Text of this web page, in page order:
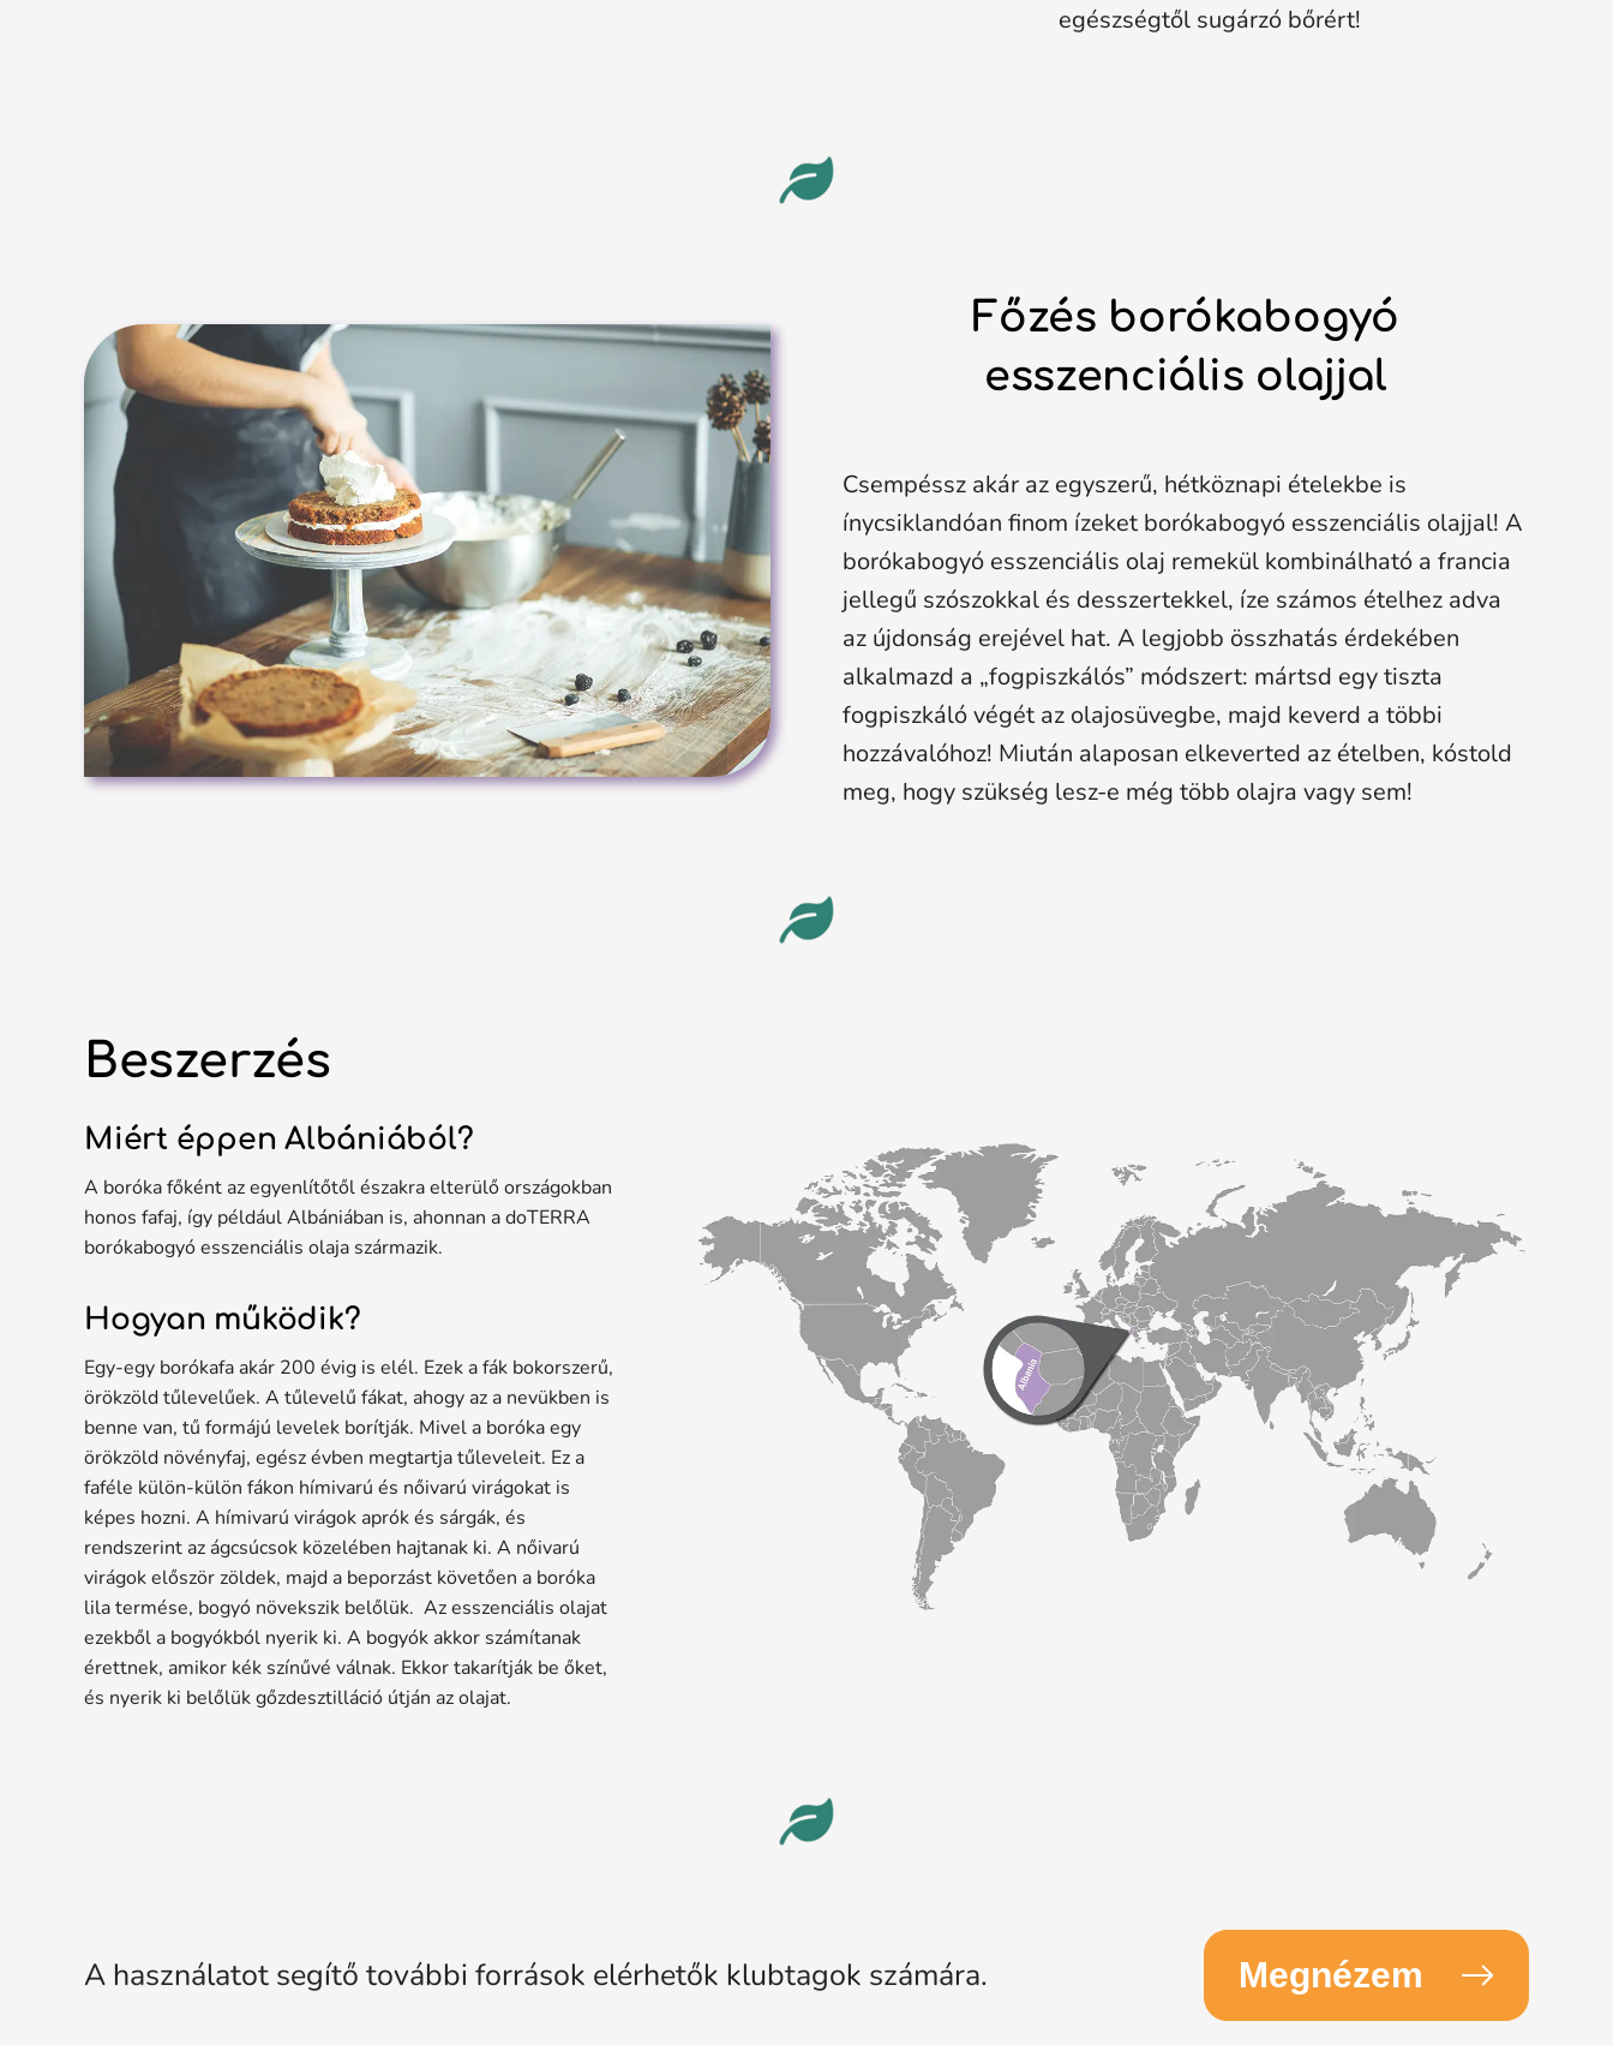
egészségtől sugárzó bőrért!
Főzés borókabogyó
esszenciális olajjal
Csempéssz akár az egyszerű, hétköznapi ételekbe is
ínycsiklandóan finom ízeket borókabogyó esszenciális olajjal! A
borókabogyó esszenciális olaj remekül kombinálható a francia
jellegű szószokkal és desszertekkel, íze számos ételhez adva
az újdonság erejével hat. A legjobb összhatás érdekében
alkalmazd a „fogpiszkálós” módszert: mártsd egy tiszta
fogpiszkáló végét az olajosüvegbe, majd keverd a többi
hozzávalóhoz! Miután alaposan elkeverted az ételben, kóstold
meg, hogy szükség lesz-e még több olajra vagy sem!
Beszerzés
Miért éppen Albániából?
A boróka főként az egyenlítőtől északra elterülő országokban
honos fafaj, így például Albániában is, ahonnan a doTERRA
borókabogyó esszenciális olaja származik.
Hogyan működik?
Egy-egy borókafa akár 200 évig is elél. Ezek a fák bokorszerű,
örökzöld tűlevelűek. A tűlevelű fákat, ahogy az a nevükben is
benne van, tű formájú levelek borítják. Mivel a boróka egy
örökzöld növényfaj, egész évben megtartja tűleveleit. Ez a
faféle külön-külön fákon hímivarú és nőivarú virágokat is
képes hozni. A hímivarú virágok aprók és sárgák, és
rendszerint az ágcsúcsok közelében hajtanak ki. A nőivarú
virágok először zöldek, majd a beporzást követően a boróka
lila termése, bogyó növekszik belőlük. Az esszenciális olajat
ezekből a bogyókból nyerik ki. A bogyók akkor számítanak
érettnek, amikor kék színűvé válnak. Ekkor takarítják be őket,
és nyerik ki belőlük gőzdesztilláció útján az olajat.
A használatot segítő további források elérhetők klubtagok számára. Megnézem